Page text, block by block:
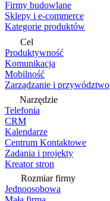
Firmy budowlane
Sklepy i e-commerce
Kategorie produktów
Cel
Produktywność
Komunikacja
Mobilność
Zarządzanie i przywództwo
Narzędzie
Telefonia
CRM
Kalendarze
Centrum Kontaktowe
Zadania i projekty
Kreator stron
Rozmiar firmy
Jednoosobowa